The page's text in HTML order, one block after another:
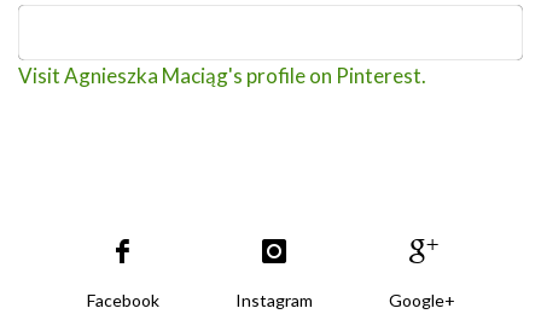
Visit Agnieszka Maciąg's profile on Pinterest.
Facebook Instagram Google+